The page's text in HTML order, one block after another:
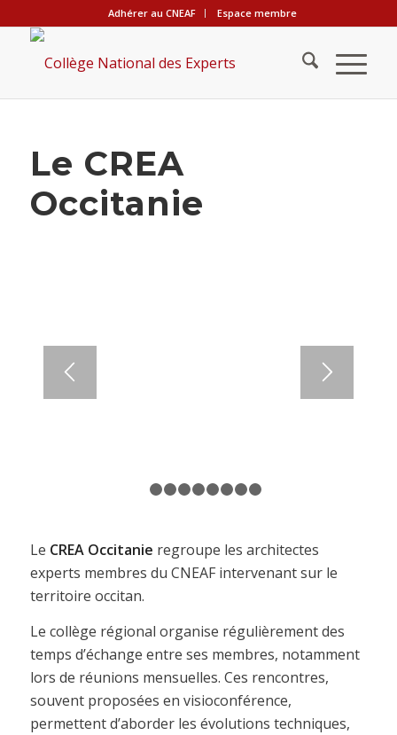
Adhérer au CNEAF Espace membre
Le CREA
Occitanie
1 2 3
Le CREA Occitanie regroupe les architectes
experts membres du CNEAF intervenant sur le
territoire occitan.
Le collège régional organise régulièrement des
temps d’échange entre ses membres, notamment
lors de réunions mensuelles. Ces rencontres,
souvent proposées en visioconférence,
permettent d’aborder les évolutions techniques,